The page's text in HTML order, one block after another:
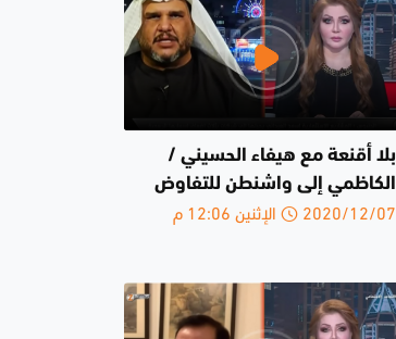
بلا أقنعة مع هيفاء الحسيني /
الكاظمي إلى واشنطن للتفاوض
2020/12/07 الإثنين 12:06 م